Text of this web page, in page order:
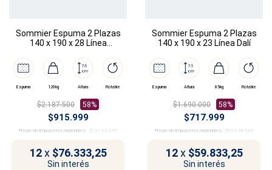
Sommier Espuma 2 Plazas
140 x 190 x 28 Línea
Espuma 120kg Altura Rotable
$2.187.500 58%
$915.999
Precio sin impuestos nacionales: $757.023,97
12 x $76.333,25
Sin interés
Sommier Espuma 2 Plazas
140 x 190 x 23 Línea Dalí
Espuma Altura 85kg Rotable
$1.690.000 58%
$717.999
Precio sin impuestos nacionales: $593.387,60
12 x $59.833,25
Sin interés